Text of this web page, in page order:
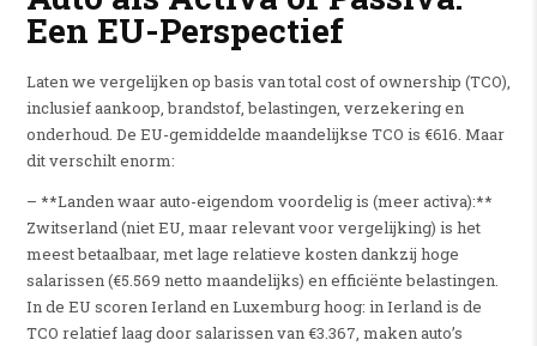
Een EU-Perspectief
Laten we vergelijken op basis van total cost of ownership (TCO),
inclusief aankoop, brandstof, belastingen, verzekering en
onderhoud. De EU-gemiddelde maandelijkse TCO is €616. Maar
dit verschilt enorm:
– **Landen waar auto-eigendom voordelig is (meer activa):**
Zwitserland (niet EU, maar relevant voor vergelijking) is het
meest betaalbaar, met lage relatieve kosten dankzij hoge
salarissen (€5.569 netto maandelijks) en efficiënte belastingen.
In de EU scoren Ierland en Luxemburg hoog: in Ierland is de
TCO relatief laag door salarissen van €3.367, maken auto’s